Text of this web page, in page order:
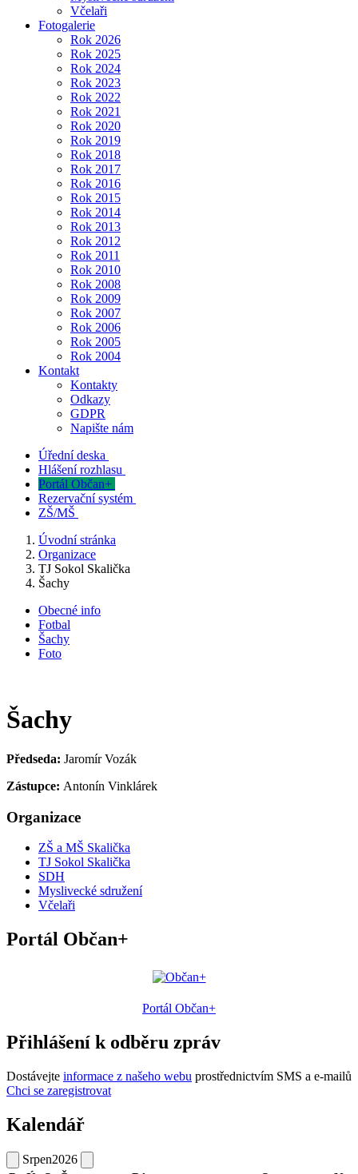
Včelaři
Fotogalerie
Rok 2026
Rok 2025
Rok 2024
Rok 2023
Rok 2022
Rok 2021
Rok 2020
Rok 2019
Rok 2018
Rok 2017
Rok 2016
Rok 2015
Rok 2014
Rok 2013
Rok 2012
Rok 2011
Rok 2010
Rok 2008
Rok 2009
Rok 2007
Rok 2006
Rok 2005
Rok 2004
Kontakt
Kontakty
Odkazy
GDPR
Napište nám
Úřední deska
Hlášení rozhlasu
Portál Občan+
Rezervační systém
ZŠ/MŠ
Úvodní stránka
Organizace
TJ Sokol Skalička
Šachy
Obecné info
Fotbal
Šachy
Foto
Šachy
Předseda: Jaromír Vozák
Zástupce: Antonín Vinklárek
Organizace
ZŠ a MŠ Skalička
TJ Sokol Skalička
SDH
Myslivecké sdružení
Včelaři
Portál Občan+
Portál Občan+
Přihlášení k odběru zpráv
Dostávejte informace z našeho webu prostřednictvím SMS a e-mailů
Chci se zaregistrovat
Kalendář
Srpen2026